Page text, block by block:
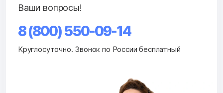
Ваши вопросы!
8 (800) 550-09-14
Круглосуточно. Звонок по России бесплатный